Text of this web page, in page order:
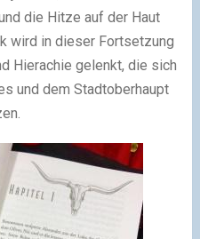
die Hitze auf der Haut
wird in dieser Fortsetzung
Hierachie gelenkt, die sich
und dem Stadtoberhaupt